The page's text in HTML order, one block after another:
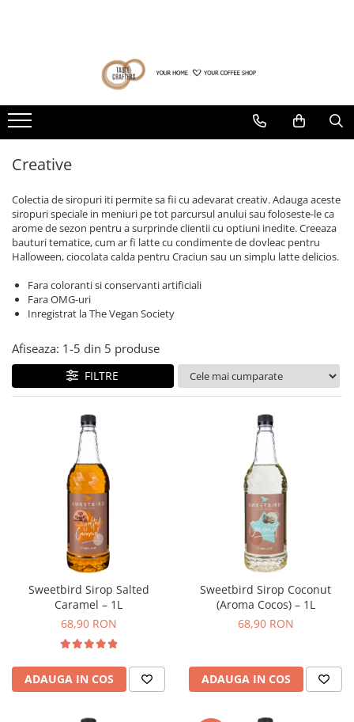
Cafea de specialitate
DROPSHOT
Blenduri Premium DROPSHOT
Confort Single Origins DROPSHOT
Microloturi DROPSHOT
BEANDROPS by Dropshot
Office Coffee BEANDROPS by
Cafea la pret special (prajiri
anterioare)
Ceai
Ceaiuri de specialitate
Verde
Clasice
Iced Tea
Limonada
Cafea la pret special (prajiri
Produse cu termen de valabilitate
redus
Creative
Colectia de siropuri iti permite sa fii cu adevarat creativ. Adauga aceste
siropuri speciale in meniuri pe tot parcursul anului sau foloseste-le ca
arome de sezon pentru a surprinde clientii cu optiuni inedite. Creeaza
bauturi tematice, cum ar fi latte cu condimente de dovleac pentru
Halloween, ciocolata calda pentru Craciun sau un simplu latte delicios.
Fara coloranti si conservanti artificiali
Fara OMG-uri
Inregistrat la The Vegan Society
Afiseaza: 1-5 din 5 produse
FILTRE
Sweetbird Sirop Salted
Caramel – 1L
68,90 RON
ADAUGA IN COS
Sweetbird Sirop Coconut
(Aroma Cocos) – 1L
68,90 RON
ADAUGA IN COS